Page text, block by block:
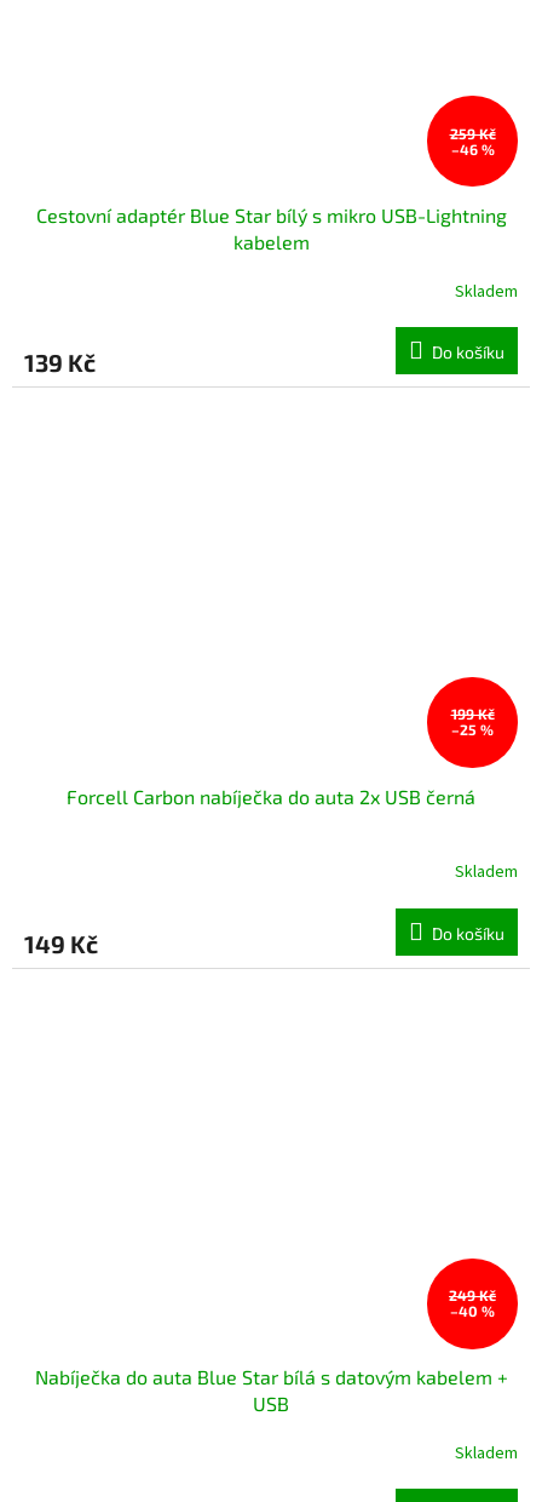
259 Kč
–46 %
Cestovní adaptér Blue Star bílý s mikro USB-Lightning
kabelem
Skladem
139 Kč Do košíku
199 Kč
–25 %
Forcell Carbon nabíječka do auta 2x USB černá
Skladem
149 Kč Do košíku
249 Kč
–40 %
Nabíječka do auta Blue Star bílá s datovým kabelem +
USB
Skladem